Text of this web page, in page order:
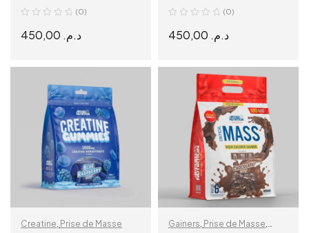
Vitamine C, Acide
– Citrus Twist
(0)
د.م.
Vitamine C, Acide
– Fraise & Framboise
(0)
د.م.
ADD TO CART
Creatine, Prise de Masse Gainers, Prise de Masse,